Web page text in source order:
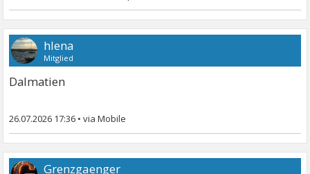
hlena
Mitglied
Dalmatien
26.07.2026 17:36 •
Grenzgaenger